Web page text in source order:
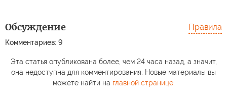
Обсуждение
Комментариев: 9
Правила
Эта статья опубликована более, чем 24 часа назад, а значит,
она недоступна для комментирования. Новые материалы вы
можете найти на главной странице.